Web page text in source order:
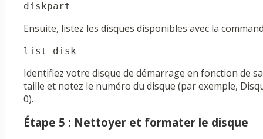
diskpart
Ensuite, listez les disques disponibles avec la
list disk
Identifiez votre disque de démarrage en fonction de sa
taille et notez le numéro du disque (par exemple,
0).
Étape 5 : Nettoyer et formater le disque